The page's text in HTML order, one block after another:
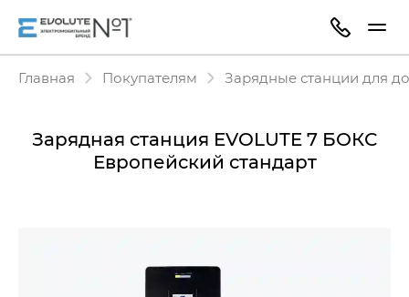
Главная Покупателям Зарядные станции для
Зарядная станция EVOLUTE 7 БОКС
Европейский стандарт